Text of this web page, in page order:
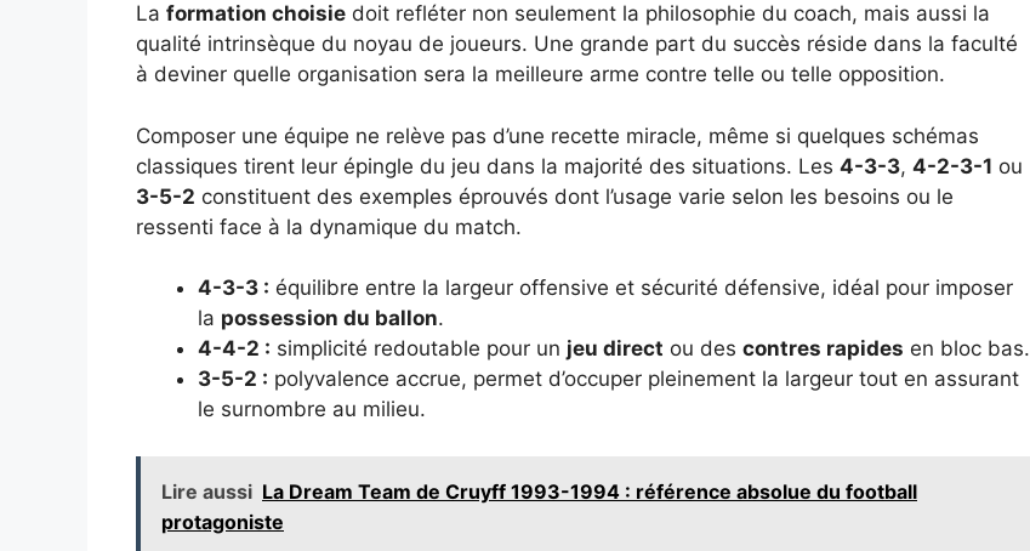
La formation choisie doit refléter non seulement la philosophie du coach, mais aussi la
qualité intrinsèque du noyau de joueurs. Une grande part du succès réside dans la faculté
à deviner quelle organisation sera la meilleure arme contre telle ou telle opposition.
Composer une équipe ne relève pas d’une recette miracle, même si quelques schémas
classiques tirent leur épingle du jeu dans la majorité des situations. Les 4-3-3, 4-2-3-1 ou
3-5-2 constituent des exemples éprouvés dont l’usage varie selon les besoins ou le
ressenti face à la dynamique du match.
4-3-3 : équilibre entre la largeur offensive et sécurité défensive, idéal pour imposer
la possession du ballon.
4-4-2 : simplicité redoutable pour un jeu direct ou des contres rapides en bloc bas.
3-5-2 : polyvalence accrue, permet d’occuper pleinement la largeur tout en assurant
le surnombre au milieu.
Lire aussi La Dream Team de Cruyff 1993-1994 : référence absolue du football
protagoniste